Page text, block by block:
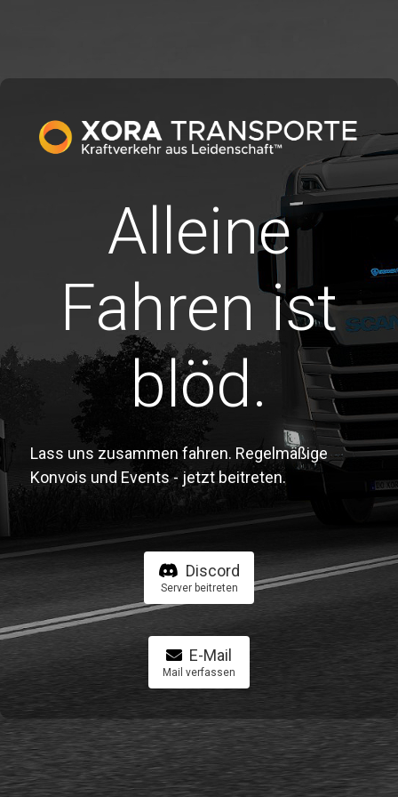
Alleine
Fahren ist
blöd.
Lass uns zusammen fahren. Regelmäßige
Konvois und Events - jetzt beitreten.
Discord
Server beitreten
E-Mail
Mail verfassen